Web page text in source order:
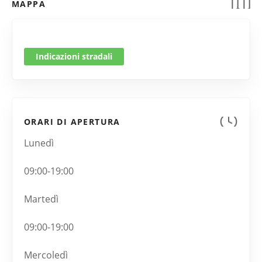
MAPPA
Indicazioni stradali
ORARI DI APERTURA
Lunedì
09:00-19:00
Martedì
09:00-19:00
Mercoledì